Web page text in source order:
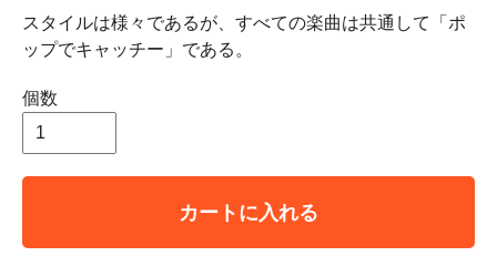
スタイルは様々であるが、すべての楽曲は共通して「ポ
ップでキャッチー」である。
個数
カートに入れる